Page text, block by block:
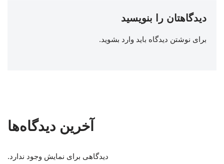
دیدگاهتان را بنویسید
برای نوشتن دیدگاه باید وارد بشوید.
آخرین دیدگاه‌ها
دیدگاهی برای نمایش وجود ندارد.